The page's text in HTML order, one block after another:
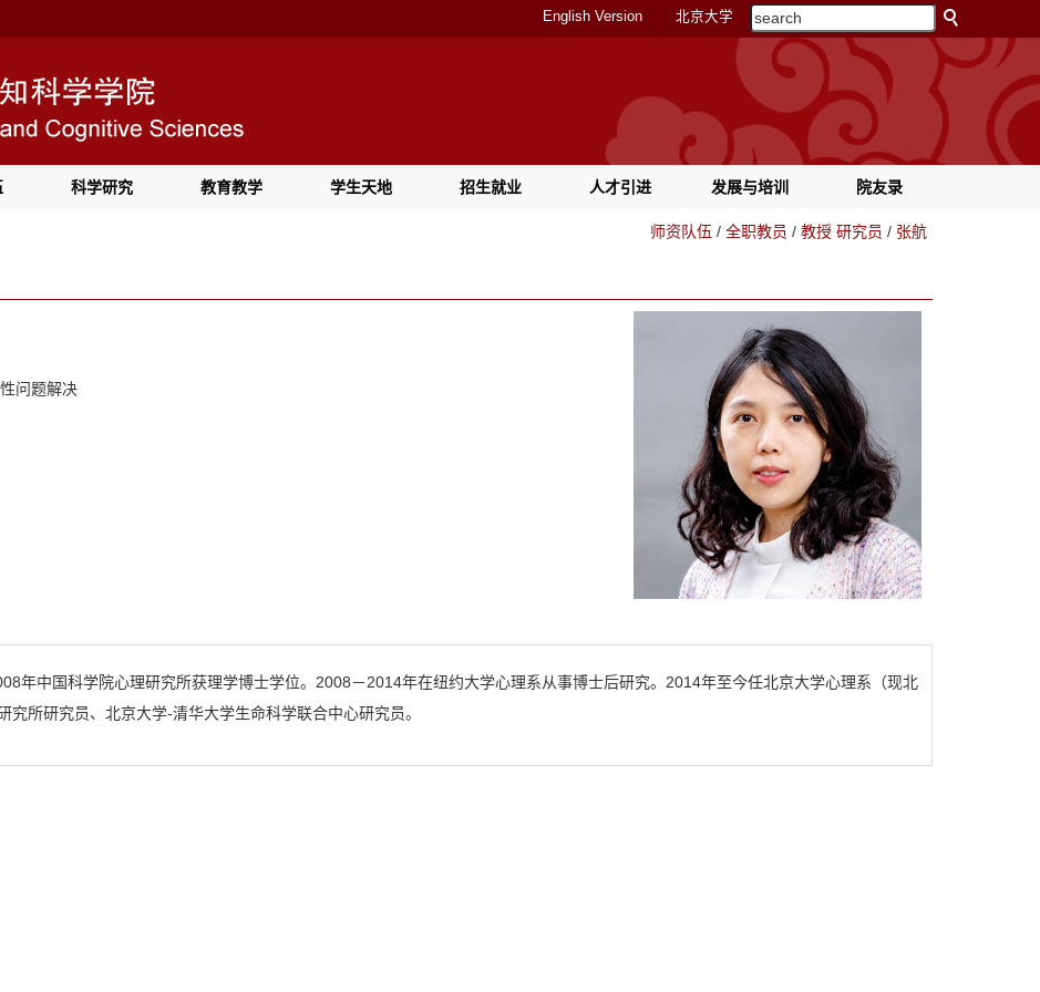
English Version 北京大学
科学研究 教育教学 学生天地 招生就业 人才引进 发展与培训 院友录
师资队伍 / 全职教员 / 教授 研究员 / 张航
问题解决
年中国科学院心理研究所获理学博士学位。2008－2014年在纽约大学心理系从事博士后研究。2014年至今任北京大学心理系（现北
究所研究员、北京大学-清华大学生命科学联合中心研究员。